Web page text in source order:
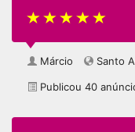
Márcio Santo
Publicou 40